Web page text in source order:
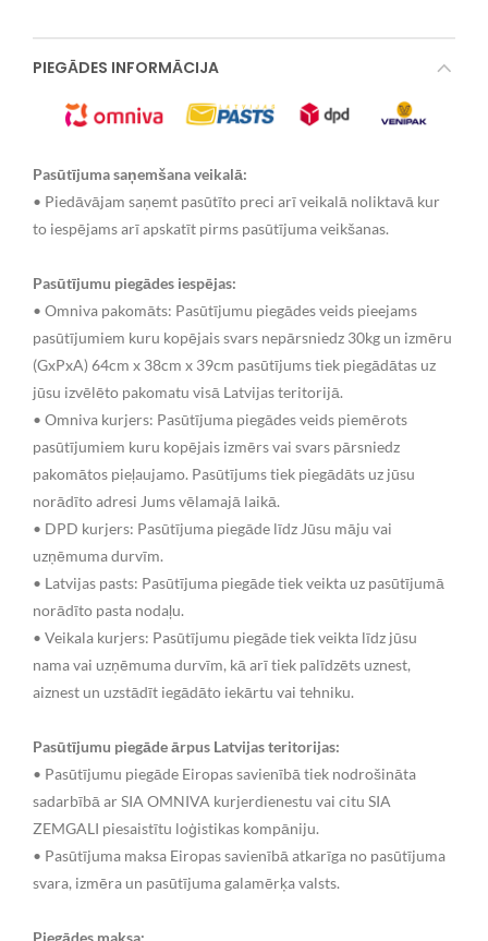
PIEGĀDES INFORMĀCIJA
Pasūtījuma saņemšana veikalā:
• Piedāvājam saņemt pasūtīto preci arī veikalā noliktavā kur
to iespējams arī apskatīt pirms pasūtījuma veikšanas.
Pasūtījumu piegādes iespējas:
• Omniva pakomāts: Pasūtījumu piegādes veids pieejams
pasūtījumiem kuru kopējais svars nepārsniedz 30kg un izmēru
(GxPxA) 64cm x 38cm x 39cm pasūtījums tiek piegādātas uz
jūsu izvēlēto pakomatu visā Latvijas teritorijā.
• Omniva kurjers: Pasūtījuma piegādes veids piemērots
pasūtījumiem kuru kopējais izmērs vai svars pārsniedz
pakomātos pieļaujamo. Pasūtījums tiek piegādāts uz jūsu
norādīto adresi Jums vēlamajā laikā.
• DPD kurjers: Pasūtījuma piegāde līdz Jūsu māju vai
uzņēmuma durvīm.
• Latvijas pasts: Pasūtījuma piegāde tiek veikta uz pasūtījumā
norādīto pasta nodaļu.
• Veikala kurjers: Pasūtījumu piegāde tiek veikta līdz jūsu
nama vai uzņēmuma durvīm, kā arī tiek palīdzēts uznest,
aiznest un uzstādīt iegādāto iekārtu vai tehniku.
Pasūtījumu piegāde ārpus Latvijas teritorijas:
• Pasūtījumu piegāde Eiropas savienībā tiek nodrošināta
sadarbībā ar SIA OMNIVA kurjerdienestu vai citu SIA
ZEMGALI piesaistītu loģistikas kompāniju.
• Pasūtījuma maksa Eiropas savienībā atkarīga no pasūtījuma
svara, izmēra un pasūtījuma galamērķa valsts.
Piegādes maksa: